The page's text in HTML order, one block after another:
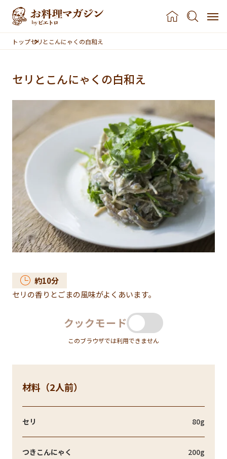
本文へスキップ
トップセリとこんにゃくの白和え
セリとこんにゃくの白和え
約10分
セリの香りとごまの風味がよくあいます。
クックモード
このブラウザでは利用できません
材料（2人前）
セリ 80g
つきこんにゃく 200g